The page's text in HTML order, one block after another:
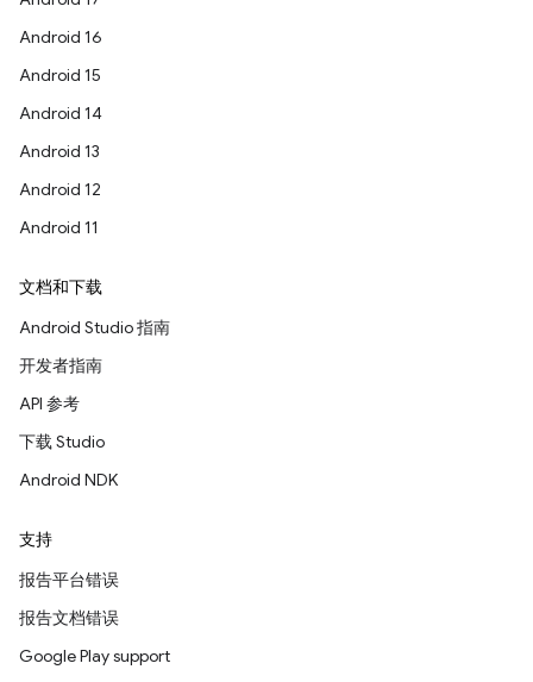
Android 16
Android 15
Android 14
Android 13
Android 12
Android 11
文档和下载
Android Studio 指南
开发者指南
API 参考
下载 Studio
Android NDK
支持
报告平台错误
报告文档错误
Google Play support